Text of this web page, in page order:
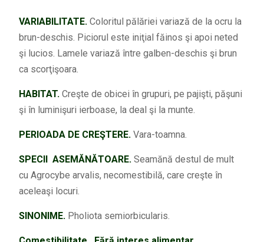
VARIABILITATE. Coloritul pălăriei variază de la ocru la
brun-deschis. Piciorul este iniţial făinos şi apoi neted
şi lucios. Lamele variază între galben-deschis şi brun
ca scorţişoara.
HABITAT.Creşte de obicei în grupuri, pe pajişti, păşuni
şi în luminişuri ierboase, la deal şi la munte.
PERIOADA DE CREŞTERE. Vara-toamna.
SPECII ASEMĂNĂTOARE.Seamănă destul de mult
cu Agrocybe arvalis, necomestibilă, care creşte în
aceleaşi locuri.
SINONIME.Pholiota semiorbicularis.